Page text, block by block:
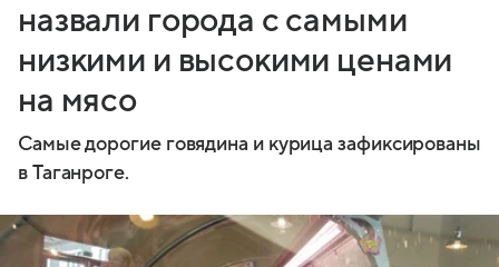
назвали города с самыми
низкими и высокими ценами
на мясо
Самые дорогие говядина и курица зафиксированы
в Таганроге.